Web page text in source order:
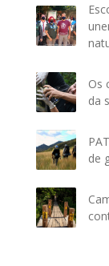
Os
da
de